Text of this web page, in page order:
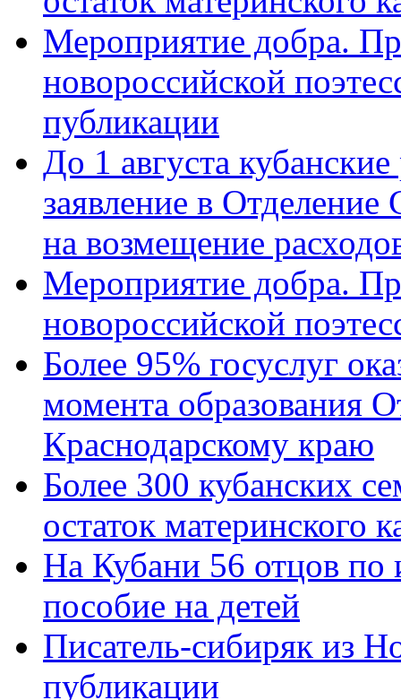
Мероприятие добра.
новороссийской
публикации
До 1 августа
заявление в
на возмещение
Мероприятие добра.
новороссийской
Более 95% госуслуг
момента образования
Краснодарскому краю
Более 300 кубанских
остаток материнского
На Кубани 56 отцов по
пособие на детей
Писатель-сибиряк из
публикации